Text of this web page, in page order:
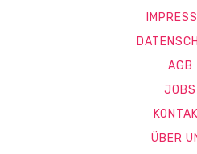
AGB
JOBS
ÜBER